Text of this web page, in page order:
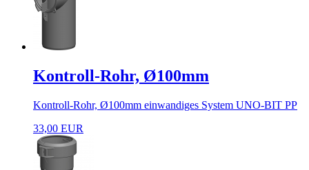
Kontroll-Rohr, Ø100mm
Kontroll-Rohr, Ø100mm einwandiges System UNO-BIT PP
33,00 EUR